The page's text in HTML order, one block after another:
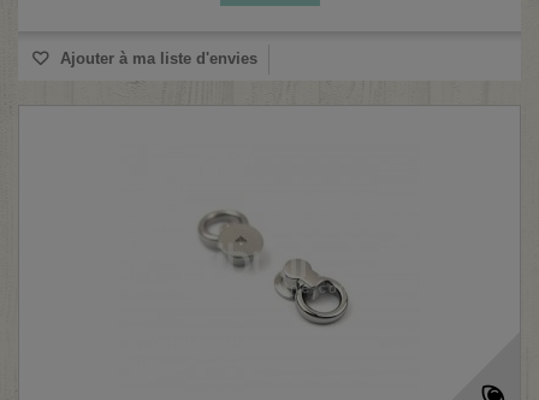
Ajouter à ma liste d'envies